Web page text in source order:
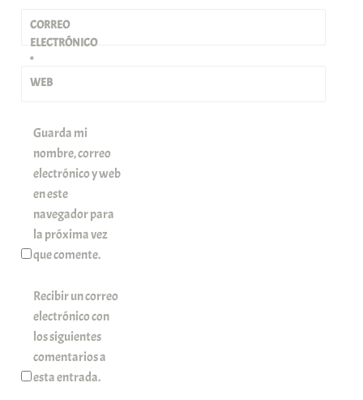
CORREO
ELECTRÓNICO
*
WEB
Guarda mi
nombre, correo
electrónico y web
en este
navegador para
la próxima vez
que comente.
Recibir un correo
electrónico con
los siguientes
comentarios a
esta entrada.